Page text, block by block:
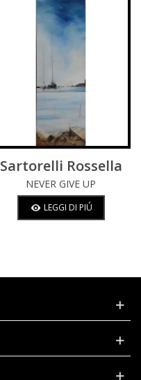
Sartorelli Rossella
NEVER GIVE UP
LEGGI DI PIÚ